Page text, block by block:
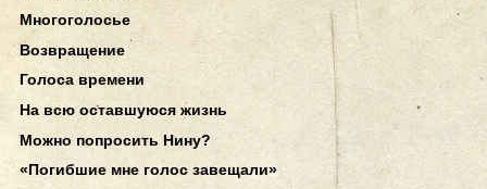
Многоголосье
Возвращение
Голоса времени
На всю оставшуюся жизнь
Можно попросить Нину?
«Погибшие мне голос завещали»